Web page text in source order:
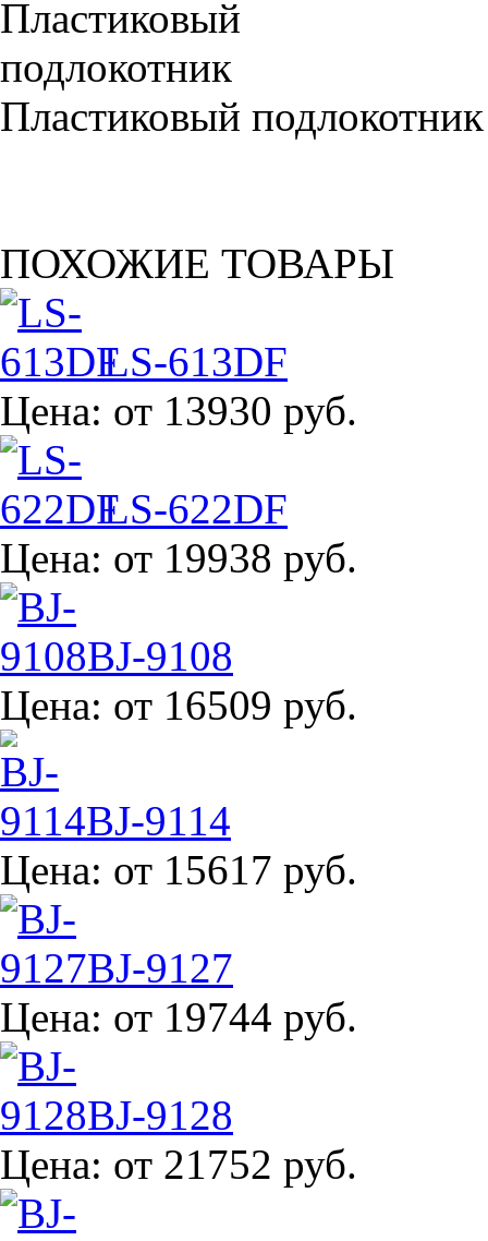
Пластиковый подлокотник
ПОХОЖИЕ ТОВАРЫ
LS-613DF
Цена: от 13930 руб.
LS-622DF
Цена: от 19938 руб.
BJ-9108
Цена: от 16509 руб.
BJ-9114
Цена: от 15617 руб.
BJ-9127
Цена: от 19744 руб.
BJ-9128
Цена: от 21752 руб.